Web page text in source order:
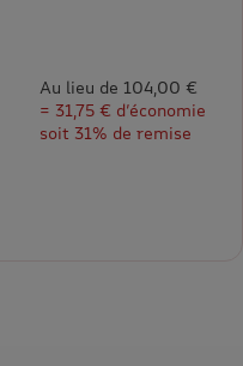
Au lieu de 104,00 €
= 31,75 € d’économie
soit 31% de remise